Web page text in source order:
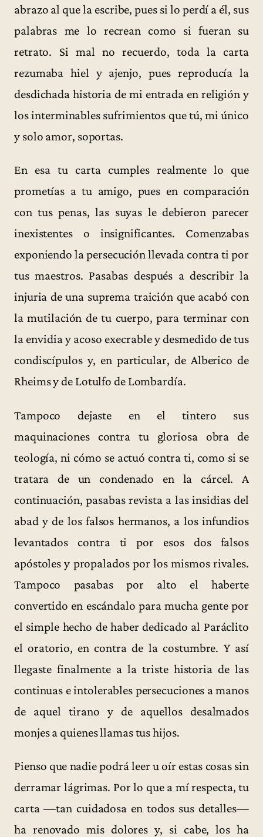
abrazo al que la escribe, pues si lo perdí a él, sus
palabras me lo recrean como si fueran su
retrato. Si mal no recuerdo, toda la carta
rezumaba hiel y ajenjo, pues reproducía la
desdichada historia de mi entrada en religión y
los interminables sufrimientos que tú, mi único
y solo amor, soportas.
En esa tu carta cumples realmente lo que
prometías a tu amigo, pues en comparación
con tus penas, las suyas le debieron parecer
inexistentes o insignificantes. Comenzabas
exponiendo la persecución llevada contra ti por
tus maestros. Pasabas después a describir la
injuria de una suprema traición que acabó con
la mutilación de tu cuerpo, para terminar con
la envidia y acoso execrable y desmedido de tus
condiscípulos y, en particular, de Alberico de
Rheims y de Lotulfo de Lombardía.
Tampoco dejaste en el tintero sus
maquinaciones contra tu gloriosa obra de
teología, ni cómo se actuó contra ti, como si se
tratara de un condenado en la cárcel. A
continuación, pasabas revista a las insidias del
abad y de los falsos hermanos, a los infundios
levantados contra ti por esos dos falsos
apóstoles y propalados por los mismos rivales.
Tampoco pasabas por alto el haberte
convertido en escándalo para mucha gente por
el simple hecho de haber dedicado al Paráclito
el oratorio, en contra de la costumbre. Y así
llegaste finalmente a la triste historia de las
continuas e intolerables persecuciones a manos
de aquel tirano y de aquellos desalmados
monjes a quienes llamas tus hijos.
Pienso que nadie podrá leer u oír estas cosas sin
derramar lágrimas. Por lo que a mí respecta, tu
carta —tan cuidadosa en todos sus detalles—
ha renovado mis dolores y, si cabe, los ha